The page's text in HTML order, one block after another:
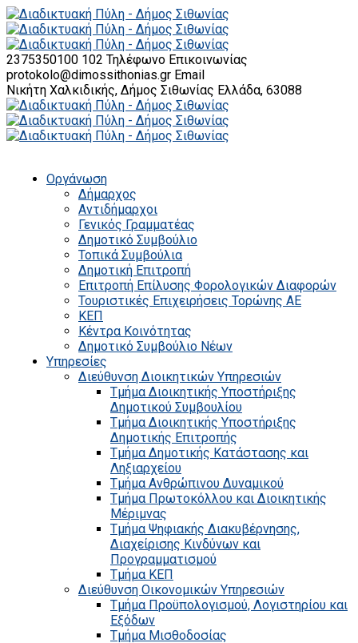
2375350100 102 Τηλέφωνο Επικοινωνίας
protokolo@dimossithonias.gr Email
Νικήτη Χαλκιδικής, Δήμος Σιθωνίας Ελλάδα, 63088
Οργάνωση
Δήμαρχος
Αντιδήμαρχοι
Γενικός Γραμματέας
Δημοτικό Συμβούλιο
Τοπικά Συμβούλια
Δημοτική Επιτροπή
Επιτροπή Επίλυσης Φορολογικών Διαφορών
Τουριστικές Επιχειρήσεις Τορώνης ΑΕ
ΚΕΠ
Κέντρα Κοινότητας
Δημοτικό Συμβούλιο Νέων
Υπηρεσίες
Διεύθυνση Διοικητικών Υπηρεσιών
Τμήμα Διοικητικής Υποστήριξης
Δημοτικού Συμβουλίου
Τμήμα Διοικητικής Υποστήριξης
Δημοτικής Επιτροπής
Τμήμα Δημοτικής Κατάστασης και
Ληξιαρχείου
Τμήμα Ανθρώπινου Δυναμικού
Τμήμα Πρωτοκόλλου και Διοικητικής
Μέριμνας
Τμήμα Ψηφιακής Διακυβέρνησης,
Διαχείρισης Κινδύνων και
Προγραμματισμού
Τμήμα ΚΕΠ
Διεύθυνση Οικονομικών Υπηρεσιών
Τμήμα Προϋπολογισμού, Λογιστηρίου και
Εξόδων
Τμήμα Μισθοδοσίας